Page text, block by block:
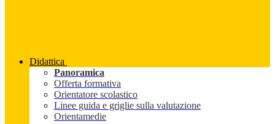
Didattica
Panoramica
Offerta formativa
Orientatore scolastico
Linee guida e griglie sulla valutazione
Orientamedie